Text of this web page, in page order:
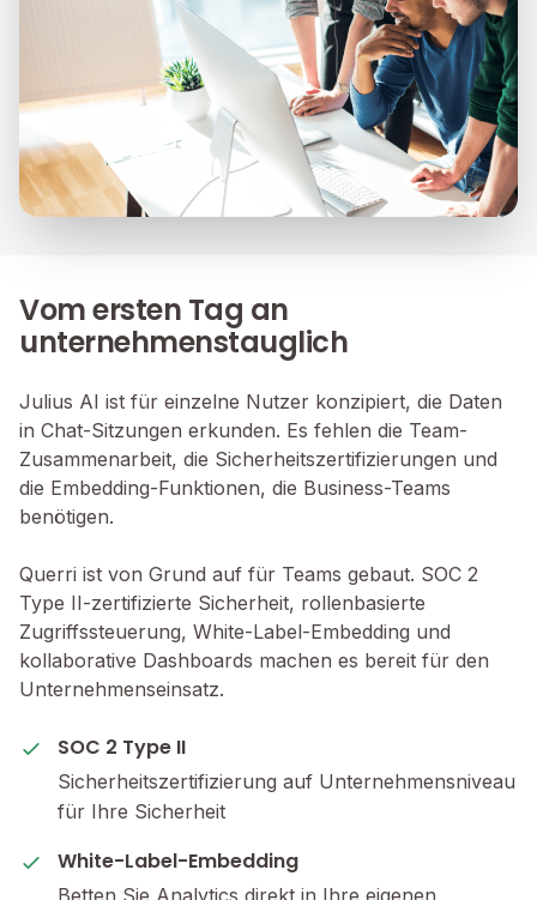
Vom ersten Tag an
unternehmenstauglich
Julius AI ist für einzelne Nutzer konzipiert, die Daten
in Chat-Sitzungen erkunden. Es fehlen die Team-
Zusammenarbeit, die Sicherheitszertifizierungen und
die Embedding-Funktionen, die Business-Teams
benötigen.
Querri ist von Grund auf für Teams gebaut. SOC 2
Type II-zertifizierte Sicherheit, rollenbasierte
Zugriffssteuerung, White-Label-Embedding und
kollaborative Dashboards machen es bereit für den
Unternehmenseinsatz.
SOC 2 Type II
Sicherheitszertifizierung auf Unternehmensniveau
für Ihre Sicherheit
White-Label-Embedding
Betten Sie Analytics direkt in Ihre eigenen